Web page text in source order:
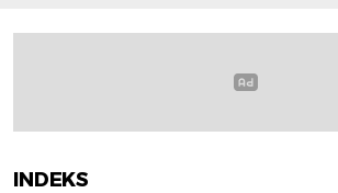
INDEKS